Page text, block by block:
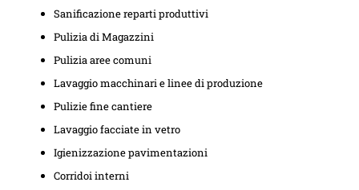
Sanificazione reparti produttivi
Pulizia di Magazzini
Pulizia aree comuni
Lavaggio macchinari e linee di produzione
Pulizie fine cantiere
Lavaggio facciate in vetro
Igienizzazione pavimentazioni
Corridoi interni